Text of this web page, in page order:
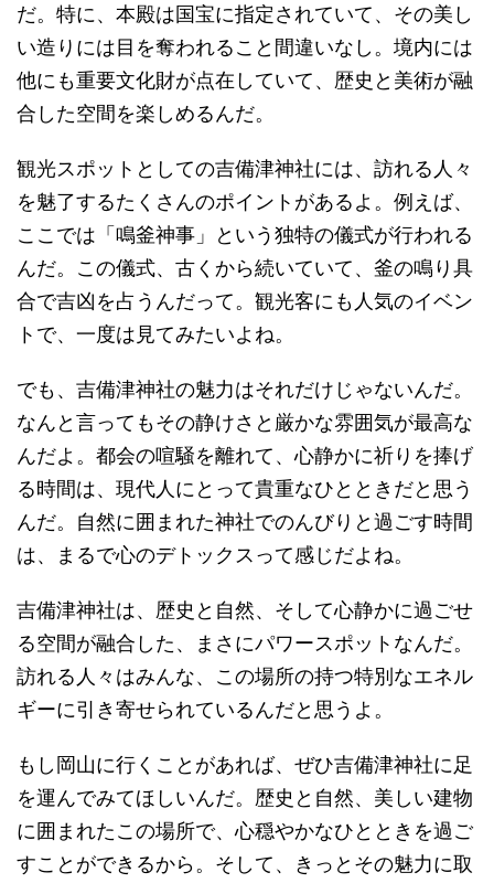
だ。特に、本殿は国宝に指定されていて、その美し
い造りには目を奪われること間違いなし。境内には
他にも重要文化財が点在していて、歴史と美術が融
合した空間を楽しめるんだ。
観光スポットとしての吉備津神社には、訪れる人々
を魅了するたくさんのポイントがあるよ。例えば、
ここでは「鳴釜神事」という独特の儀式が行われる
んだ。この儀式、古くから続いていて、釜の鳴り具
合で吉凶を占うんだって。観光客にも人気のイベン
トで、一度は見てみたいよね。
でも、吉備津神社の魅力はそれだけじゃないんだ。
なんと言ってもその静けさと厳かな雰囲気が最高な
んだよ。都会の喧騒を離れて、心静かに祈りを捧げ
る時間は、現代人にとって貴重なひとときだと思う
んだ。自然に囲まれた神社でのんびりと過ごす時間
は、まるで心のデトックスって感じだよね。
吉備津神社は、歴史と自然、そして心静かに過ごせ
る空間が融合した、まさにパワースポットなんだ。
訪れる人々はみんな、この場所の持つ特別なエネル
ギーに引き寄せられているんだと思うよ。
もし岡山に行くことがあれば、ぜひ吉備津神社に足
を運んでみてほしいんだ。歴史と自然、美しい建物
に囲まれたこの場所で、心穏やかなひとときを過ご
すことができるから。そして、きっとその魅力に取